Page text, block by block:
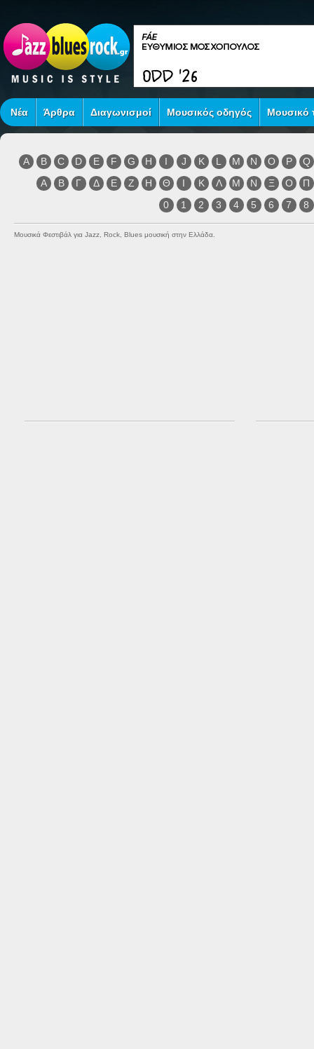
Νέα Άρθρα Διαγωνισμοί Μουσικός οδηγός Μουσικό
A B C D E F G H I J K L M N O P
Q
Α
Β Γ Δ Ε Ζ Η Θ Ι Κ Λ Μ Ν Ξ Ο
Π
0
1 2 3 4 5 6 7 8
Μουσικά Φεστιβάλ για Jazz, Rock, Blues μουσική στην Ελλάδα.